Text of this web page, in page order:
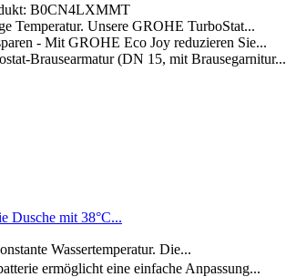
B0CN4LXMMT
Temperatur. Unsere GROHE TurboStat...
- Mit GROHE Eco Joy reduzieren Sie...
Brausearmatur (DN 15, mit Brausegarnitur...
Dusche mit 38°C...
Wassertemperatur. Die...
ermöglicht eine einfache Anpassung...